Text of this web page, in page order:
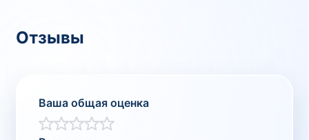
Отзывы
Ваша общая оценка